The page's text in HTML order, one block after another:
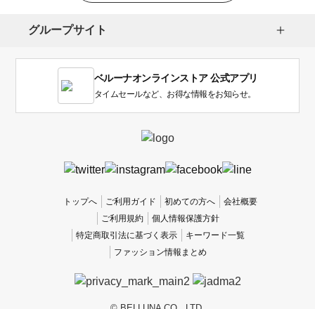
い
グループサイト
ベルーナオンラインストア 公式アプリ
タイムセールなど、お得な情報をお知らせ。
トップへ ご利用ガイド 初めての方へ
会社概要
ご利用規約
個人情報保護方針
特定商取引法に基づく表示
キーワード一覧
ファッション情報まとめ